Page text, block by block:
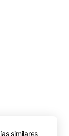
similares